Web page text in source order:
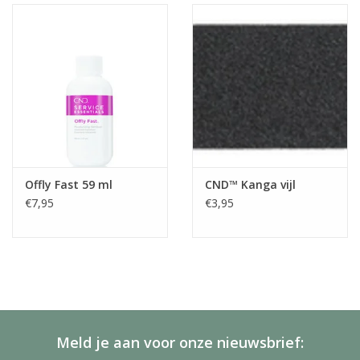
Offly Fast 59 ml
€7,95
CND™ Kanga vijl
€3,95
Meld je aan voor onze nieuwsbrief: